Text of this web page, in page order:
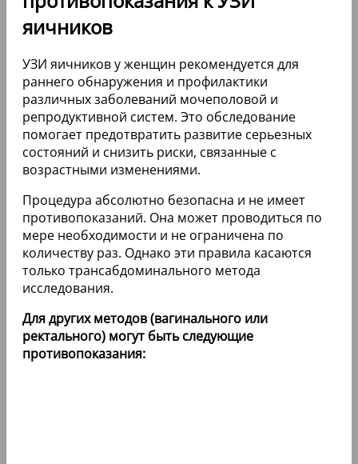
яичников
УЗИ яичников у женщин рекомендуется для
раннего обнаружения и профилактики
различных заболеваний мочеполовой и
репродуктивной систем. Это обследование
помогает предотвратить развитие серьезных
состояний и снизить риски, связанные с
возрастными изменениями.
Процедура абсолютно безопасна и не имеет
противопоказаний. Она может проводиться по
мере необходимости и не ограничена по
количеству раз. Однако эти правила касаются
только трансабдоминального метода
исследования.
Для других методов (вагинального или
ректального) могут быть следующие
противопоказания: